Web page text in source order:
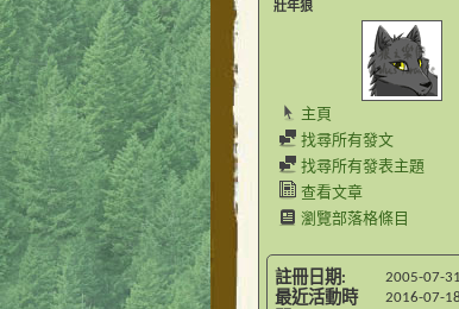
壯年狼
主頁
找尋所有發文
找尋所有發表主題
查看文章
瀏覽部落格條目
註冊日期 2005-07-31
最近活動時
2016-07-18